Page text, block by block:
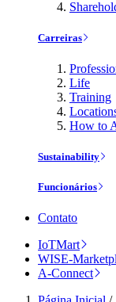
Carreiras
Life
Training
How to
Sustainability
Funcionários
Contato
IoTMart
WISE-
A-Connect